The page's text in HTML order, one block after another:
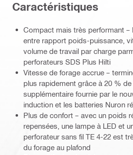
Caractéristiques
Compact mais très performant –
entre rapport poids-puissance,
volume de travail par charge
perforateurs SDS Plus Hilti
Vitesse de forage accrue –
plus rapidement grâce à 20 %
supplémentaire fournie par le
induction et les batteries Nuron
Plus de confort – avec un poids
repensées, une lampe à LED et
perforateur sans fil TE 4-22 est
du forage au plafond